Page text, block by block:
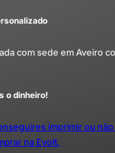
com sede em Aveiro
o dinheiro!
imprimir ou
na Evolt.